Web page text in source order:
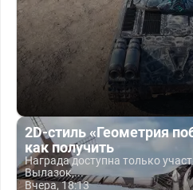
2D-стиль «Геометрия
как получить
Награда доступна только
Вылазок,...
Вчера, 18:13